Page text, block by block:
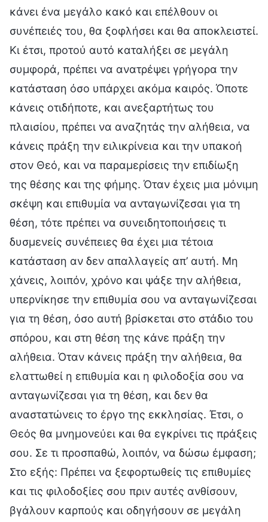
κάνει ένα μεγάλο κακό και επέλθουν οι
συνέπειές του, θα ξοφλήσει και θα αποκλειστεί.
Κι έτσι, προτού αυτό καταλήξει σε μεγάλη
συμφορά, πρέπει να ανατρέψει γρήγορα την
κατάσταση όσο υπάρχει ακόμα καιρός. Όποτε
κάνεις οτιδήποτε, και ανεξαρτήτως του
πλαισίου, πρέπει να αναζητάς την αλήθεια, να
κάνεις πράξη την ειλικρίνεια και την υπακοή
στον Θεό, και να παραμερίσεις την επιδίωξη
της θέσης και της φήμης. Όταν έχεις μια μόνιμη
σκέψη και επιθυμία να ανταγωνίζεσαι για τη
θέση, τότε πρέπει να συνειδητοποιήσεις τι
δυσμενείς συνέπειες θα έχει μια τέτοια
κατάσταση αν δεν απαλλαγείς απ’ αυτή. Μη
χάνεις, λοιπόν, χρόνο και ψάξε την αλήθεια,
υπερνίκησε την επιθυμία σου να ανταγωνίζεσαι
για τη θέση, όσο αυτή βρίσκεται στο στάδιο του
σπόρου, και στη θέση της κάνε πράξη την
αλήθεια. Όταν κάνεις πράξη την αλήθεια, θα
ελαττωθεί η επιθυμία και η φιλοδοξία σου να
ανταγωνίζεσαι για τη θέση, και δεν θα
αναστατώνεις το έργο της εκκλησίας. Έτσι, ο
Θεός θα μνημονεύει και θα εγκρίνει τις πράξεις
σου. Σε τι προσπαθώ, λοιπόν, να δώσω έμφαση;
Στο εξής: Πρέπει να ξεφορτωθείς τις επιθυμίες
και τις φιλοδοξίες σου πριν αυτές ανθίσουν,
βγάλουν καρπούς και οδηγήσουν σε μεγάλη